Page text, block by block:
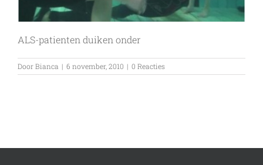
ALS-patienten duiken onder
DoorBianca | 6 november, 2010 | 0 Reacties